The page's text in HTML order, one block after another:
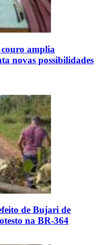
couro amplia
novas possibilidades
de Bujari de
na BR-364